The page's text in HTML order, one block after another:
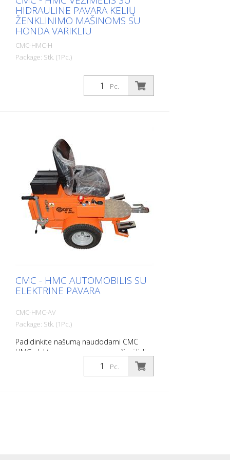
HIDRAULINE PAVARA KELIŲ
ŽENKLINIMO MAŠINOMS SU
HONDA VARIKLIU
CMC-HMC-H
Package: Stk. (1Pc.)
Išplėskite savo našumą naudodami CMC
hidrauliškai varomą HMC vežimėlį. Jį
galima montuoti už rankinio kelių
įkrovimo funkcija, žibintai Hidraulinė
pavara su: - 2 varikliai, tiesiogiai sujungti
su ratais - Valdymas sukamuoju pedalu:
valdoma pirmyn, atgal ir neutrali padėtis -
Siurblys su kintamu darbiniu tūriu 2
stovėjimo stabdžiai ant ratų - integruotas
į hidrauliką Automatinis stabdymas - kai
vairuotojas atsistoja Reguliuojamos
padėties sėdynė
Pc.
CMC - HMC AUTOMOBILIS SU
ELEKTRINE PAVARA
CMC-HMC-AV
Package: Stk. (1Pc.)
Padidinkite našumą naudodami CMC
HMC elektra varomą pavaros vežimėlį. Jį
galima prikabinti prie rankinės elektrinės
kelių ženklinimo mašinos. Hidraulinė
Pc.